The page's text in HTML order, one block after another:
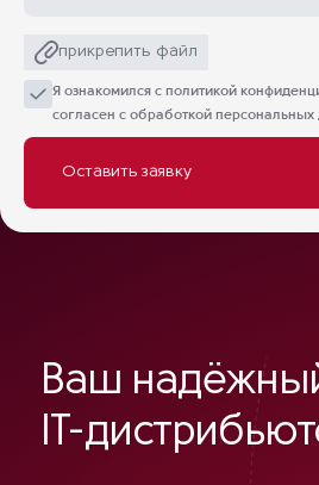
прикрепить файл
Я ознакомился с политикой
согласен с обработкой
Ваш
IT-